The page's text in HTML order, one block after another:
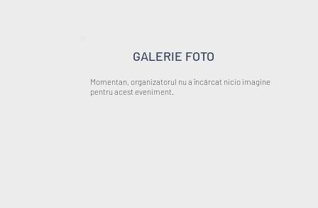
GALERIE FOTO
Momentan, organizatorul nu a încărcat nicio imagine
pentru acest eveniment.